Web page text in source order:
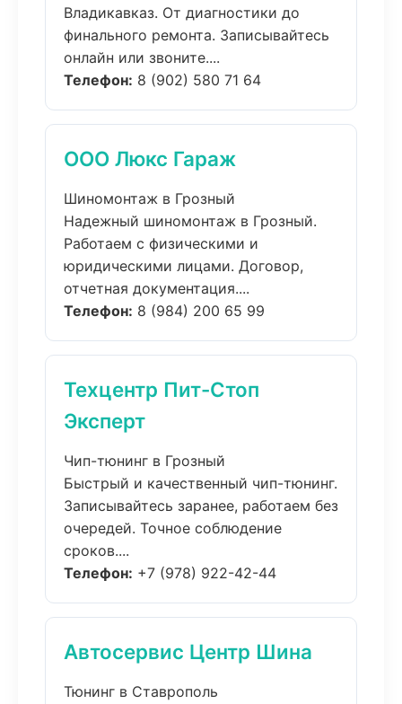
Владикавказ. От диагностики до
финального ремонта. Записывайтесь
онлайн или звоните....
Телефон: 8 (902) 580 71 64
ООО Люкс Гараж
Шиномонтаж в Грозный
Надежный шиномонтаж в Грозный.
Работаем с физическими и
юридическими лицами. Договор,
отчетная документация....
Телефон: 8 (984) 200 65 99
Техцентр Пит-Стоп
Эксперт
Чип-тюнинг в Грозный
Быстрый и качественный чип-тюнинг.
Записывайтесь заранее, работаем без
очередей. Точное соблюдение
сроков....
Телефон: +7 (978) 922-42-44
Автосервис Центр Шина
Тюнинг в Ставрополь